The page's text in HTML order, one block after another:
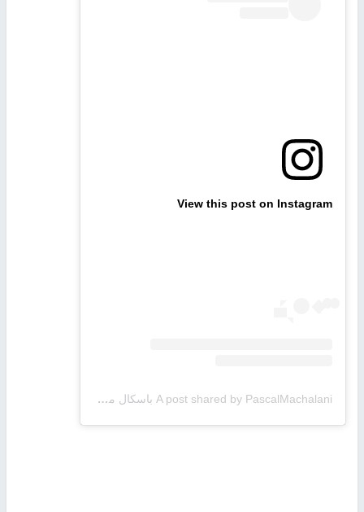
View this post on Instagram
A post shared by PascalMachalani باسكال مشعلاني (@pascalab)